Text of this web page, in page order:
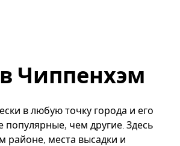
Чиппенхэм
в любую точку города и его
чем другие. Здесь
районе, места высадки и